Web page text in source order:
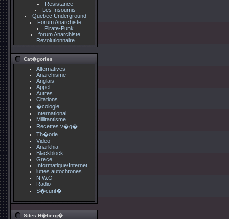
Resistance
Les Insoumis
Quebec Underground
Forum Anarchiste
Pirate-Punk
forum Anarchiste
Revolutionnaire
Cat�gories
Alternatives
Anarchisme
Anglais
Appel
Autres
Citations
�cologie
International
Millitantisme
Recettes v�g�
Th�orie
Video
Anarkhia
Blackblock
Grece
Informatique\Internet
luttes autochtones
N.W.O
Radio
S�curit�
Sites H�berg�